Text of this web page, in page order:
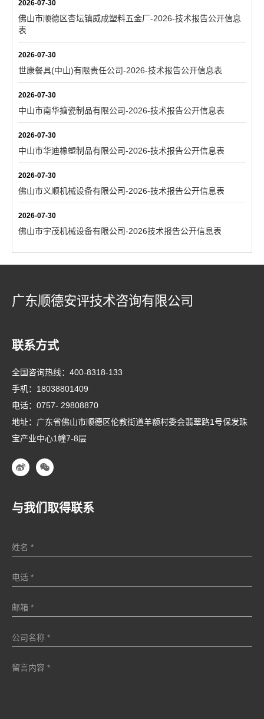
2026-07-30
佛山市顺德区杏坛镇威成塑料五金厂-2026-技术报告公开信息
表
2026-07-30
世康餐具(中山)有限责任公司-2026-技术报告公开信息表
2026-07-30
中山市南华搪瓷制品有限公司-2026-技术报告公开信息表
2026-07-30
中山市华迪橡塑制品有限公司-2026-技术报告公开信息表
2026-07-30
佛山市义顺机械设备有限公司-2026-技术报告公开信息表
2026-07-30
佛山市宇茂机械设备有限公司-2026技术报告公开信息表
广东顺德安评技术咨询有限公司
联系方式
全国咨询热线： 400-8318-133
手机： 18038801409
电话： 0757- 29808870
地址：广东省佛山市顺德区伦教街道羊额村委会翡翠路1号保发珠
宝产业中心1幢7-8层
与我们取得联系